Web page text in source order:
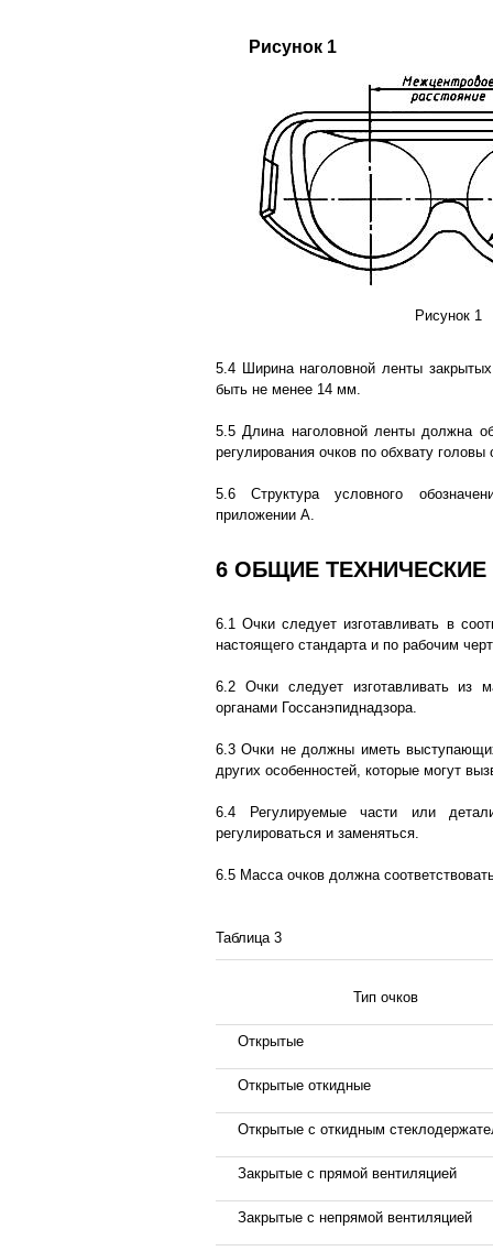
Рисунок 1
Рисунок 1
5.4 Ширина наголовной ленты
быть не менее 14 мм.
5.5 Длина наголовной ленты должна
регулирования очков по обхвату
5.6 Структура условного
приложении А.
6 ОБЩИЕ
6.1 Очки следует изготавливать в
настоящего стандарта и по рабочим
6.2 Очки следует изготавливать из
органами Госсанэпиднадзора.
6.3 Очки не должны иметь
других особенностей, которые могут
6.4 Регулируемые части или
регулироваться и заменяться.
6.5 Масса очков должна
Таблица 3
Тип очков
Открытые
Открытые откидные
Открытые с откидным
Закрытые с прямой вентиляцией
Закрытые с непрямой вентиляцией